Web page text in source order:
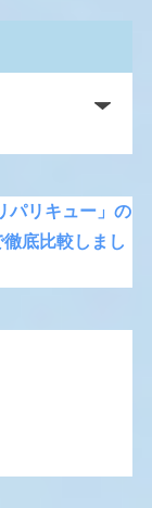
パリキュー」の
底比較しまし